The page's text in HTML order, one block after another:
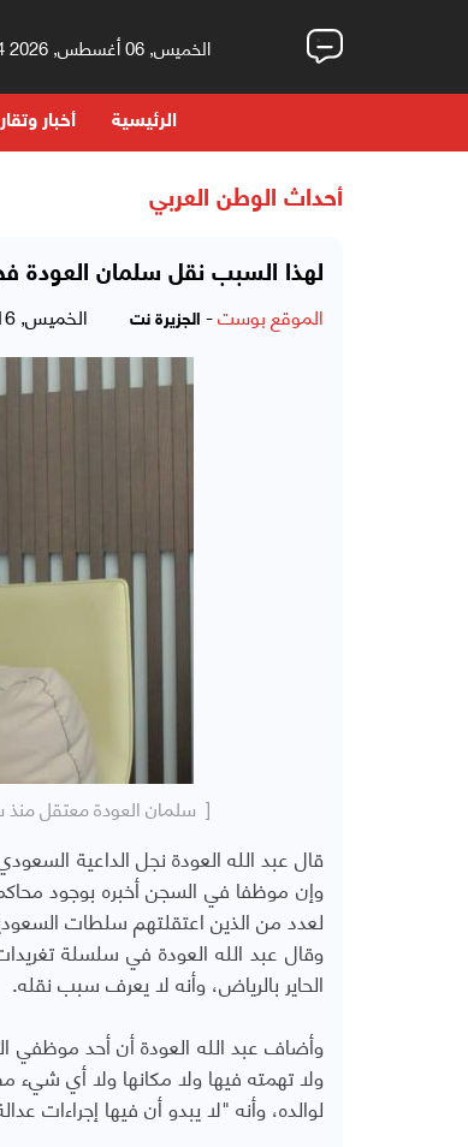
الخميس, 06 أغسطس, 2026 09:04 صباحاً
الرئيسية أخبار
أحداث الوطن العربي
لهذا السبب نقل سلمان العودة
الموقع بوست- الجزيرة نت الخميس, 16 أغسطس, 2018 - 04:15 مساءً
[ سلمان العودة معتقل منذ سبتمبر/أيلول 2017 ولم توجه له السلطات
قال عبد الله العودة نجل الداعية
وإن موظفا في السجن أخبره بوجود
لعدد من الذين اعتقلتهم سلطات السعودية في سبتمبر/أيلول
وقال عبد الله العودة في سلسلة
الحاير بالرياض، وأنه لا يعرف سبب نقله.
وأضاف عبد الله العودة أن أحد موظفي
ولا تهمته فيها ولا مكانها ولا أي شيء
لوالده، وأنه "لا يبدو أن فيها إجراءات